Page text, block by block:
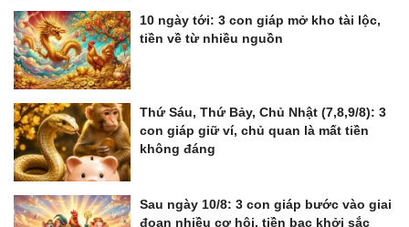
10 ngày tới: 3 con giáp mở kho tài lộc,
tiền về từ nhiều nguồn
Thứ Sáu, Thứ Bảy, Chủ Nhật (7,8,9/8): 3
con giáp giữ ví, chủ quan là mất tiền
không đáng
Sau ngày 10/8: 3 con giáp bước vào giai
đoạn nhiều cơ hội, tiền bạc khởi sắc